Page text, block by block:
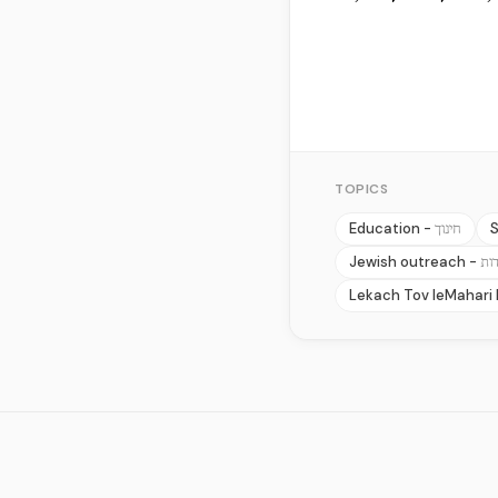
TOPICS
Education - חינוך
Jewish outreach -
Lekach Tov